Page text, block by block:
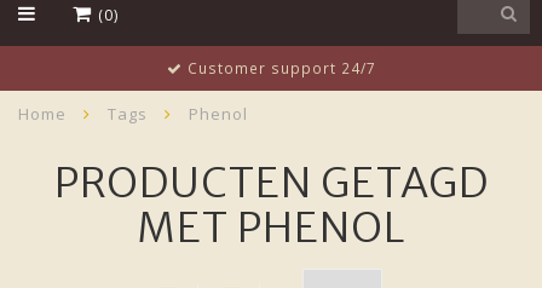
(0)
Customer support 24/7
Home Tags Phenol
PRODUCTEN GETAGD
MET PHENOL